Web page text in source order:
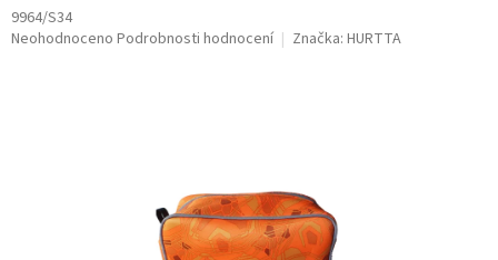
9964/S34
Průměrné
Neohodnoceno Podrobnosti hodnocení Značka: HURTTA